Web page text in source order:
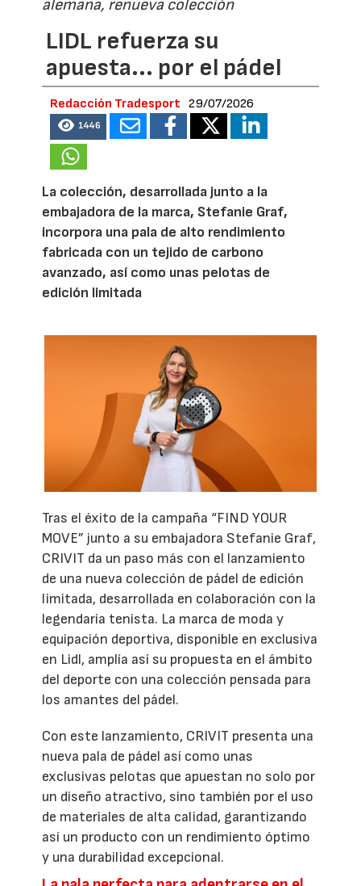
alemana, renueva colección
LIDL refuerza su
apuesta... por el pádel
Redacción Tradesport 29/07/2026
1446
La colección, desarrollada junto a la
embajadora de la marca, Stefanie Graf,
incorpora una pala de alto rendimiento
fabricada con un tejido de carbono
avanzado, así como unas pelotas de
edición limitada
Tras el éxito de la campaña “FIND YOUR
MOVE” junto a su embajadora Stefanie Graf,
CRIVIT da un paso más con el lanzamiento
de una nueva colección de pádel de edición
limitada, desarrollada en colaboración con la
legendaria tenista. La marca de moda y
equipación deportiva, disponible en exclusiva
en Lidl, amplía así su propuesta en el ámbito
del deporte con una colección pensada para
los amantes del pádel.
Con este lanzamiento, CRIVIT presenta una
nueva pala de pádel así como unas
exclusivas pelotas que apuestan no solo por
un diseño atractivo, sino también por el uso
de materiales de alta calidad, garantizando
así un producto con un rendimiento óptimo
y una durabilidad excepcional.